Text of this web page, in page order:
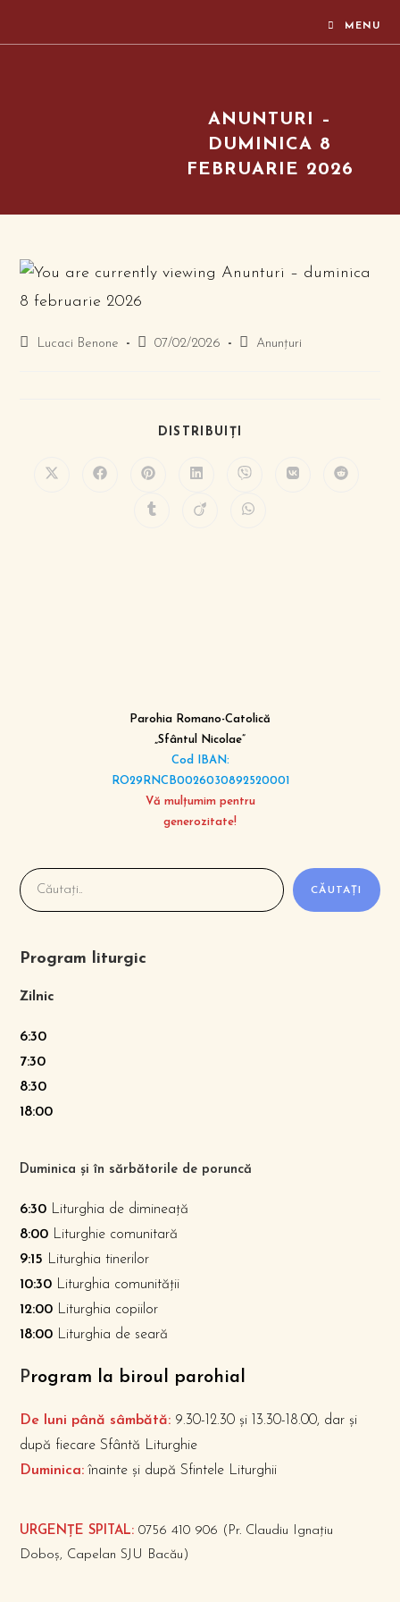
MENU
ANUNTURI –
DUMINICA 8
FEBRUARIE 2026
Lucaci Benone 07/02/2026 Anunțuri
DISTRIBUIȚI
Parohia Romano-Catolică
„Sfântul Nicolae”
Cod IBAN:
RO29RNCB0026030892520001
Vă mulțumim pentru
generozitate!
CĂUTAȚI
Program liturgic
Zilnic
6:30
7:30
8:30
18:00
Duminica și în sărbătorile de poruncă
6:30 Liturghia de dimineață
8:00 Liturghie comunitară
9:15 Liturghia tinerilor
10:30 Liturghia comunității
12:00 Liturghia copiilor
18:00 Liturghia de seară
Program la biroul parohial
De luni până sâmbătă: 9.30-12.30 și 13.30-18.00, dar și
după fiecare Sfântă Liturghie
Duminica: înainte și după Sfintele Liturghii
URGENȚE SPITAL: 0756 410 906 (Pr. Claudiu Ignațiu
Doboș, Capelan SJU Bacău)